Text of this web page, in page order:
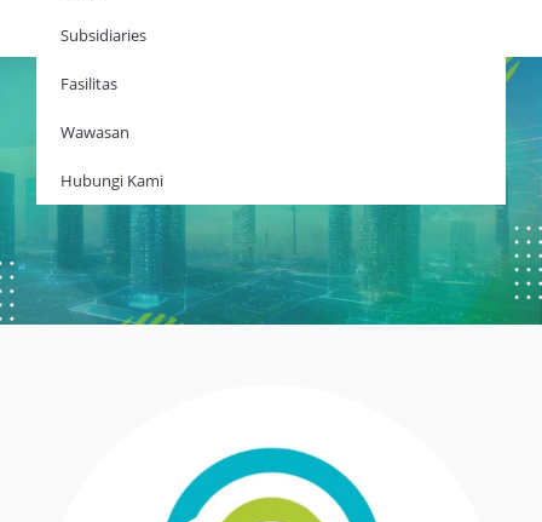
Subsidiaries
Fasilitas
Wawasan
Hubungi Kami